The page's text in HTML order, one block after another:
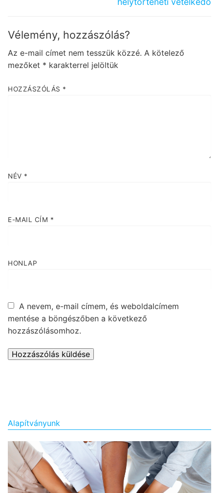
Vélemény, hozzászólás?
Az e-mail címet nem tesszük közzé. A kötelező
mezőket * karakterrel jelöltük
HOZZÁSZÓLÁS *
NÉV *
E-MAIL CÍM *
HONLAP
A nevem, e-mail címem, és weboldalcímem
mentése a böngészőben a következő
hozzászólásomhoz.
Alapítványunk